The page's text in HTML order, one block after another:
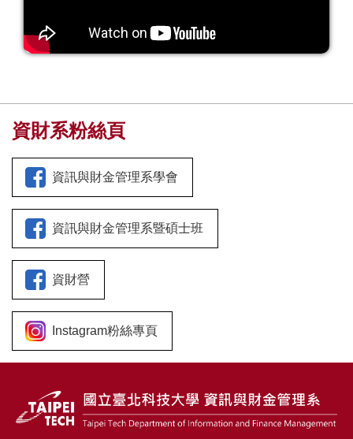
資財系粉絲頁
資訊與財金管理系學會
資訊與財金管理系暨碩士班
資財營
Instagram粉絲專頁